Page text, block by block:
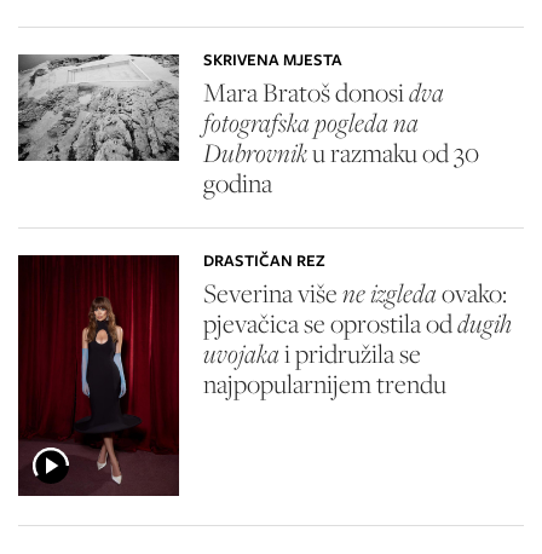
SKRIVENA MJESTA
Mara Bratoš donosidva
fotografska pogleda na
Dubrovniku razmaku od 30
godina
DRASTIČAN REZ
Severina višene izgledaovako:
pjevačica se oprostila oddugih
uvojakai pridružila se
najpopularnijem trendu